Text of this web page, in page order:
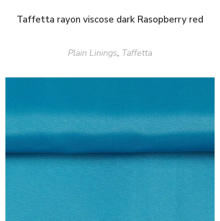
Taffetta rayon viscose dark Rasopberry red
Plain Linings, Taffetta